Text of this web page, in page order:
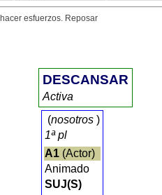
esfuerzos. Reposar
DESCANSAR
Activa
(nosotros)
1ª pl
A1(Actor)
Animado
SUJ(S)